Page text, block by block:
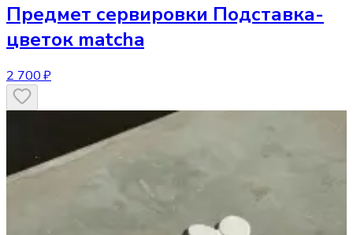
Предмет сервировки Подставка-
цветок matcha
2 700 ₽